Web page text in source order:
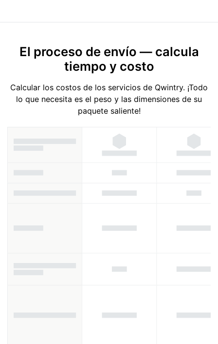
El proceso de envío — calcula
tiempo y costo
Calcular los costos de los servicios de Qwintry. ¡Todo
lo que necesita es el peso y las dimensiones de su
paquete saliente!